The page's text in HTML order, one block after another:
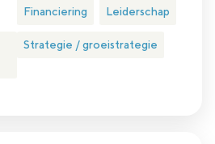
Financiering Leiderschap
Strategie / groeistrategie